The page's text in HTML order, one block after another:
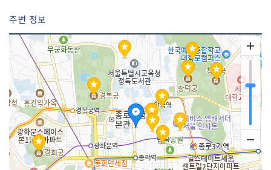
주차시설
요금 (2시간 무료)
예약안내
전화 예약 문의 (02-733-2081), 인터넷
홈페이지 예약 가능
쉬는날 매주 일요일
금연/흡연 여부 모두 금연석
주변 정보